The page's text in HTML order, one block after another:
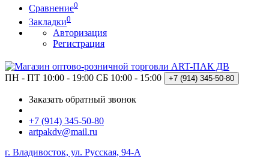
Сравнение0
Закладки0
Авторизация
Регистрация
ПН - ПТ 10:00 - 19:00 СБ 10:00 - 15:00 +7 (914) 345-50-80
Заказать обратный звонок
+7 (914) 345-50-80
artpakdv@mail.ru
г. Владивосток, ул. Русская, 94-А